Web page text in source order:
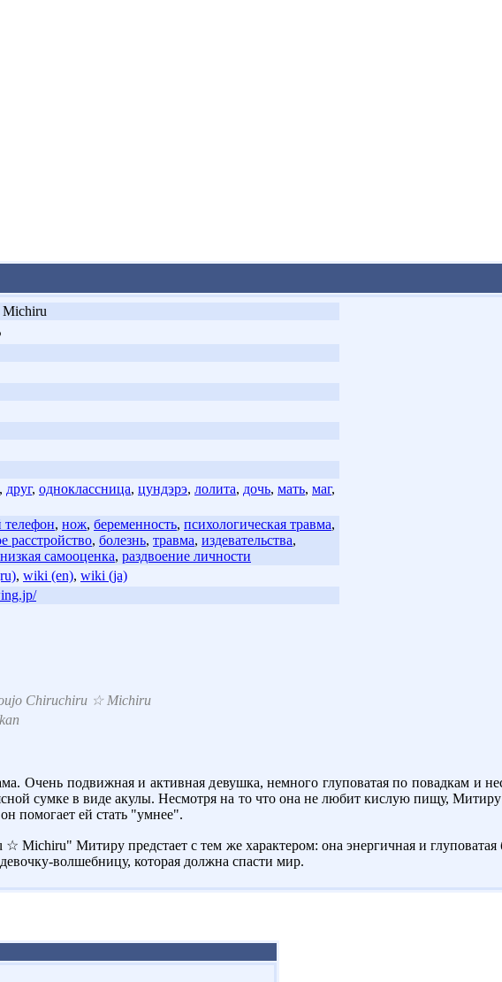
Michiru
, друг, одноклассница, цундэрэ, лолита, дочь, мать, маг,
, нож, беременность, психологическая травма,
расстройство, болезнь, травма, издевательства,
низкая самооценка, раздвоение личности
, wiki (en), wiki (ja)
Chiruchiru ☆ Michiru
Очень подвижная и активная девушка, немного глуповатая по повадкам и
сумке в виде акулы. Несмотря на то что она не любит кислую пищу,
помогает ей стать "умнее".
Michiru" Митиру предстает с тем же характером: она энергичная и глуповатая
волшебницу, которая должна спасти мир.